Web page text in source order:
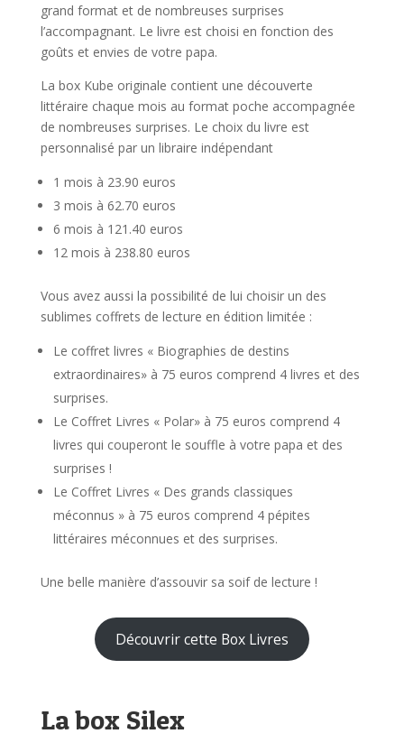
grand format et de nombreuses surprises
l’accompagnant. Le livre est choisi en fonction des
goûts et envies de votre papa.
La box Kube originale contient une découverte
littéraire chaque mois au format poche accompagnée
de nombreuses surprises. Le choix du livre est
personnalisé par un libraire indépendant
1 mois à 23.90 euros
3 mois à 62.70 euros
6 mois à 121.40 euros
12 mois à 238.80 euros
Vous avez aussi la possibilité de lui choisir un des
sublimes coffrets de lecture en édition limitée :
Le coffret livres « Biographies de destins
extraordinaires» à 75 euros comprend 4 livres et des
surprises.
Le Coffret Livres « Polar» à 75 euros comprend 4
livres qui couperont le souffle à votre papa et des
surprises !
Le Coffret Livres « Des grands classiques
méconnus » à 75 euros comprend 4 pépites
littéraires méconnues et des surprises.
Une belle manière d’assouvir sa soif de lecture !
Découvrir cette Box Livres
La box Silex